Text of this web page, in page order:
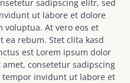
sadipscing elitr, sed
ut labore et dolore
voluptua. At vero eos et
ea rebum. Stet clita kasd
est Lorem ipsum dolor
consetetur sadipscing
invidunt ut labore et